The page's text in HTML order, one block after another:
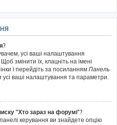
усі ваші налаштування
змінити їх, клацніть на імені
і перейдіть за посиланням Панель
усі ваші налаштування та параметри.
"Хто зараз на форумі"?
керування ви знайдете опцію